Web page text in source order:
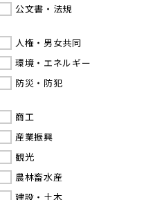
公文書・法規
人権・男女共同
環境・エネルギー
防災・防犯
商工
産業振興
観光
農林畜水産
建設・土木